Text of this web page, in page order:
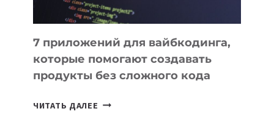
7 приложений для вайбкодинга,
которые помогают создавать
продукты без сложного кода
ЧИТАТЬ ДАЛЕЕ 7